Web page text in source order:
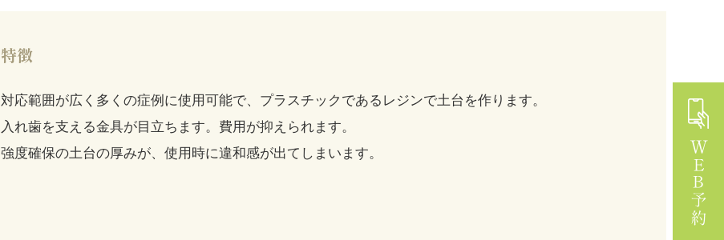
特徴
対応範囲が広く多くの症例に使用可能で、プラスチックであるレジンで土台を作ります。
入れ歯を支える金具が目立ちます。費用が抑えられます。
強度確保の土台の厚みが、使用時に違和感が出てしまいます。